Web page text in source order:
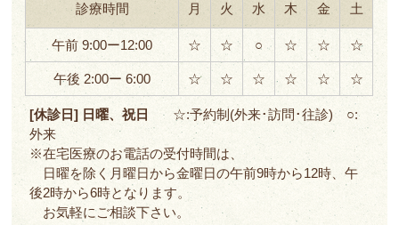
診療時間 月 火 水 木 金 土
午前 9:00ー12:00 ☆ ☆ ○ ☆ ☆ ☆
午後 2:00ー 6:00 ☆ ☆ ☆ ☆ ☆ ☆
[休診日] 日曜、祝日
☆:予約制(外来･訪問･往診) ○:
外来
※在宅医療のお電話の受付時間は、
日曜を除く月曜日から金曜日の午前9時から12時、午
後2時から6時となります。
お気軽にご相談下さい。